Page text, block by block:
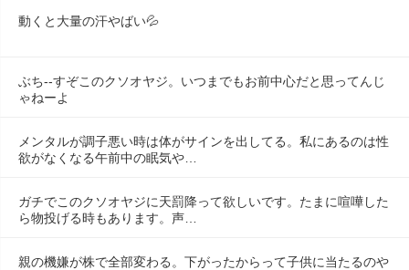
動くと大量の汗やばい💦
ぶち--すぞこのクソオヤジ。いつまでもお前中心だと思ってんじ
ゃねーよ
メンタルが調子悪い時は体がサインを出してる。私にあるのは性
欲がなくなる午前中の眠気や…
ガチでこのクソオヤジに天罰降って欲しいです。たまに喧嘩した
ら物投げる時もあります。声…
親の機嫌が株で全部変わる。下がったからって子供に当たるのや